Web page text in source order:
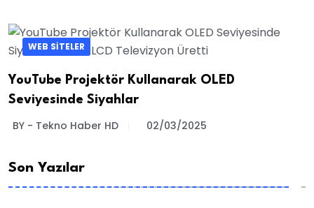
WEB SITELER
YouTube Projektör Kullanarak OLED
Seviyesinde Siyahlar
BY - Tekno Haber HD 02/03/2025
Son Yazılar